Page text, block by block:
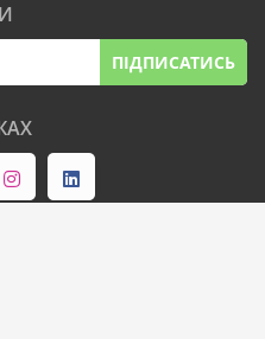
ПІДПИСАТИСЬ